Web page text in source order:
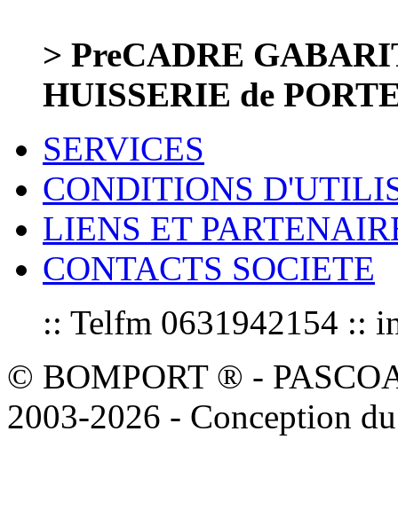
> PreCADRE
HUISSERIE de
SERVICES
CONDITIONS
LIENS ET
CONTACTS SOCIETE
:: Telfm 0631942154 ::
© BOMPORT ® -
2003-2026 - Conception